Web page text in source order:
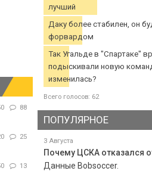
88
25
13
лучший
Даку более стабилен, он
форвардом
Так Угальде в "Спартаке"
подыскивали новую
изменилась?
Всего голосов: 62
ПОПУЛЯРНОЕ
3 Августа
Почему ЦСКА отказался
Данные Bobsoccer.